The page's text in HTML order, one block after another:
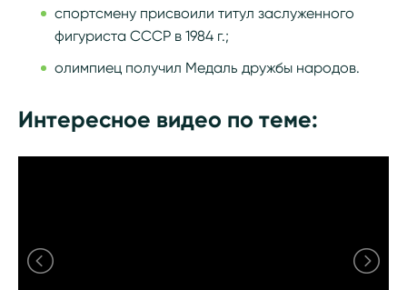
спортсмену присвоили титул заслуженного
фигуриста СССР в 1984 г.;
олимпиец получил Медаль дружбы народов.
Интересное видео по теме: